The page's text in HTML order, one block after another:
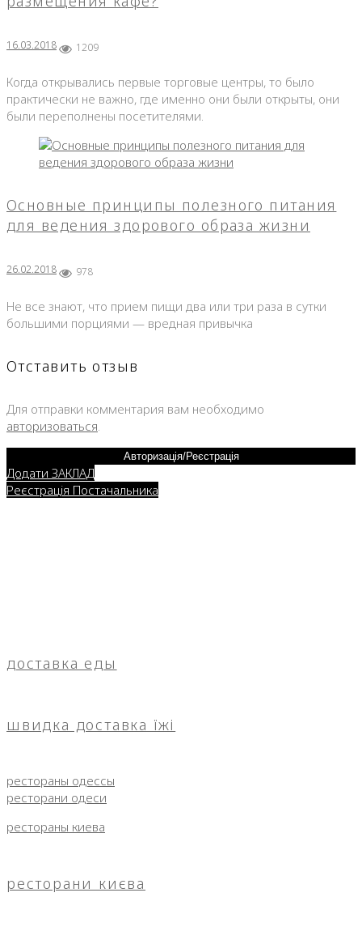
16.03.2018 1209
Когда открывались первые торговые центры, то было
практически не важно, где именно они были открыты, они
были переполнены посетителями.
Основные принципы полезного питания
для ведения здорового образа жизни
26.02.2018 978
Не все знают, что прием пищи два или три раза в сутки
большими порциями — вредная привычка
Отставить отзыв
Для отправки комментария вам необходимо
авторизоваться
Авторизація/Реєстрація
Додати ЗАКЛАД
Реєстрація Постачальника
доставка еды
швидка доставка їжі
рестораны одессы
ресторани одеси
рестораны киева
ресторани києва